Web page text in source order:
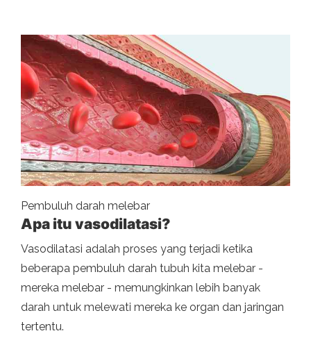
Pembuluh darah melebar
Apa itu vasodilatasi?
Vasodilatasi adalah proses yang terjadi ketika
beberapa pembuluh darah tubuh kita melebar -
mereka melebar - memungkinkan lebih banyak
darah untuk melewati mereka ke organ dan jaringan
tertentu.